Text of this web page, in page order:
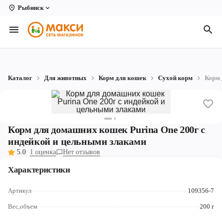
Рыбинск
Вологда
Архангельск
Коряжма
Котлас
Новодвинск
Северодвинск
Каталог Для животных Корм для кошек Сухой корм Корм
Корм для домашних кошек Purina One 200г с
индейкой и цельными злаками
5.0 1 оценка Нет отзывов
Характеристики
Артикул 109356-7
Вес,объем 200 г